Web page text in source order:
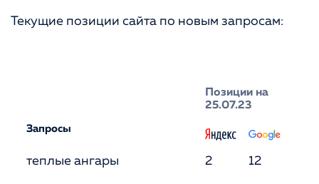
Текущие позиции сайта по новым запросам:
Запросы
Позиции на
25.07.23
теплые ангары 2 12